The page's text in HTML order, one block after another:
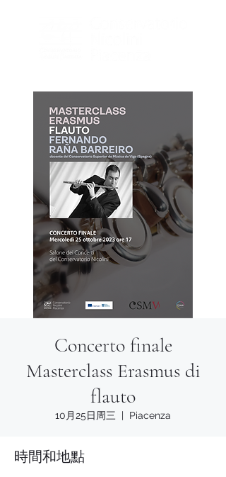
Concerto finale
Masterclass Erasmus di
flauto
10月25日周三
  |
Piacenza
時間和地點